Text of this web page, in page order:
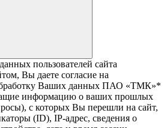
пользователей сайта
Вы даете согласие на
Ваших данных ПАО «ТМК»*
информацию о ваших прошлых
с которых Вы перешли на сайт,
(ID), IP-адрес, сведения о